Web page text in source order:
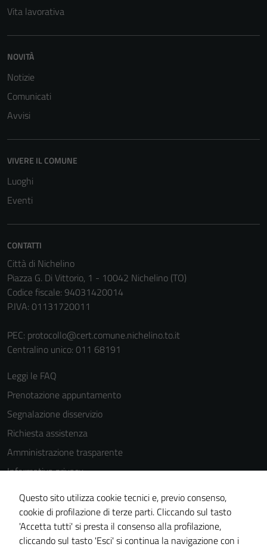
Vita lavorativa
NOVITÀ
Notizie
Comunicati
Avvisi
VIVERE IL COMUNE
Luoghi
Eventi
CONTATTI
Città di Nichelino
Piazza G. Di Vittorio, 1 - 10042 Nichelino (TO)
Codice fiscale: 94031420014
P.IVA: 01131720011
PEC: protocollo@cert.comune.nichelino.to.it
Centralino unico: 011 68191
Leggi le FAQ
Prenotazione appuntamento
Segnalazione disservizio
Richiesta assistenza
Amministrazione trasparente
Informativa privacy
Note legali
Dichiarazione di accessibilità
Questo sito utilizza cookie tecnici e, previo consenso,
cookie di profilazione di terze parti. Cliccando sul tasto
'Accetta tutti' si presta il consenso alla profilazione,
cliccando sul tasto 'Esci' si continua la navigazione con i